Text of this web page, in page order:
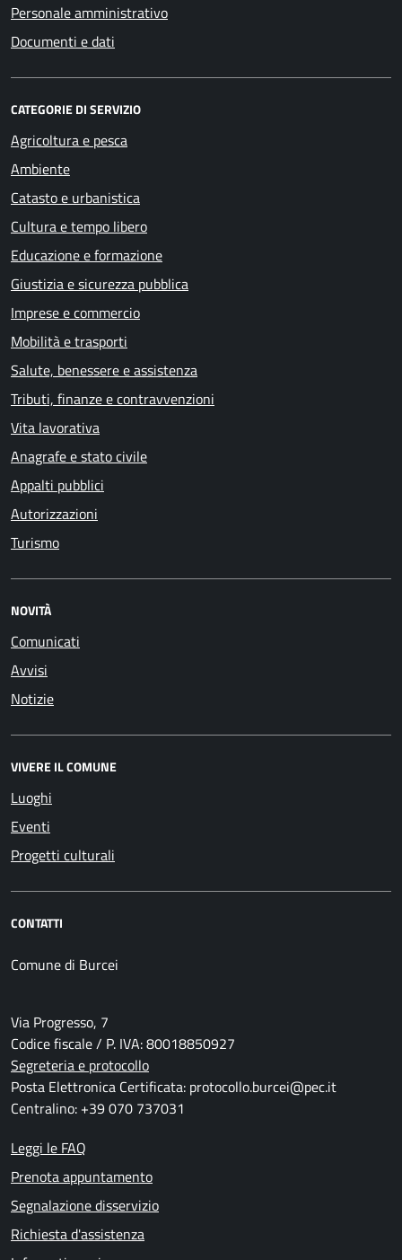
Personale amministrativo
Documenti e dati
CATEGORIE DI SERVIZIO
Agricoltura e pesca
Ambiente
Catasto e urbanistica
Cultura e tempo libero
Educazione e formazione
Giustizia e sicurezza pubblica
Imprese e commercio
Mobilità e trasporti
Salute, benessere e assistenza
Tributi, finanze e contravvenzioni
Vita lavorativa
Anagrafe e stato civile
Appalti pubblici
Autorizzazioni
Turismo
NOVITÀ
Comunicati
Avvisi
Notizie
VIVERE IL COMUNE
Luoghi
Eventi
Progetti culturali
CONTATTI
Comune di Burcei
Via Progresso, 7
Codice fiscale / P. IVA: 80018850927
Segreteria e protocollo
Posta Elettronica Certificata: protocollo.burcei@pec.it
Centralino: +39 070 737031
Leggi le FAQ
Prenota appuntamento
Segnalazione disservizio
Richiesta d'assistenza